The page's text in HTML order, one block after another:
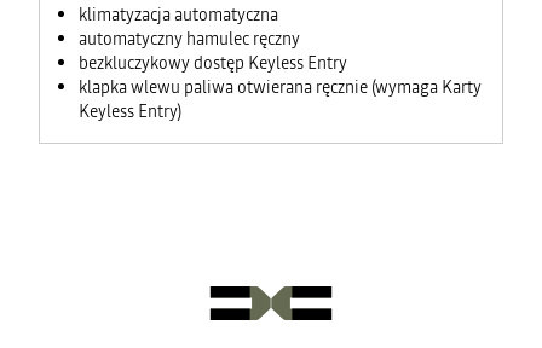
klimatyzacja automatyczna
automatyczny hamulec ręczny
bezkluczykowy dostęp Keyless Entry
klapka wlewu paliwa otwierana ręcznie (wymaga Karty
Keyless Entry)